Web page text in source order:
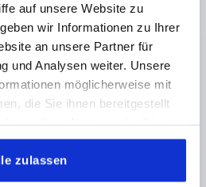
auf unsere Website zu
wir Informationen zu Ihrer
an unsere Partner für
und Analysen weiter. Unsere
möglicherweise mit
die Sie ihnen bereitgestellt
zulassen
N =750 B=12,2 B1=8
H=40
DETAILS